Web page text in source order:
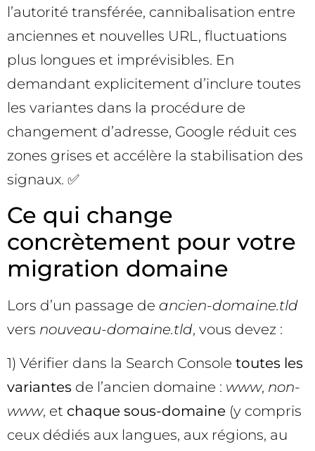
l’autorité transférée, cannibalisation entre
anciennes et nouvelles URL, fluctuations
plus longues et imprévisibles. En
demandant explicitement d’inclure toutes
les variantes dans la procédure de
changement d’adresse, Google réduit ces
zones grises et accélère la stabilisation des
signaux. ✅
Ce qui change
concrètement pour votre
migration domaine
Lors d’un passage de ancien-domaine.tld
vers nouveau-domaine.tld, vous devez :
1) Vérifier dans la Search Console toutes les
variantes de l’ancien domaine : www, non-
www, et chaque sous-domaine (y compris
ceux dédiés aux langues, aux régions, au